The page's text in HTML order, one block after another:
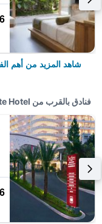
شاهد المزيد من أهم
فنادق بالقرب من Ole Suite Hotel